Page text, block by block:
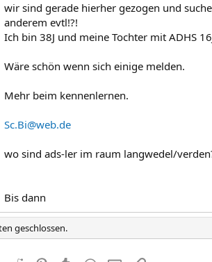
wir sind gerade hierher gezogen und
anderem evtl!?!
Ich bin 38J und meine Tochter mit ADHS
Wäre schön wenn sich einige melden.
Mehr beim kennenlernen.
Sc.Bi@web.de
wo sind ads-ler im raum langwedel/
Bis dann
geschlossen.